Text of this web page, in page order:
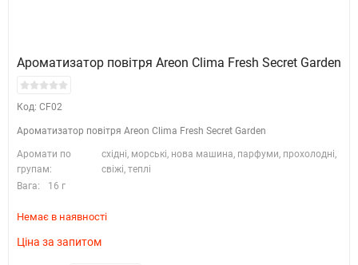
Ароматизатор повітря Areon Clima Fresh Secret Garden
Код: CF02
Ароматизатор повітря Areon Clima Fresh Secret Garden
Аромати по
групам:
східні, морські, нова машина, парфуми, прохолодні,
свіжі, теплі
Вага:
16 г
Немає в наявності
Ціна за запитом